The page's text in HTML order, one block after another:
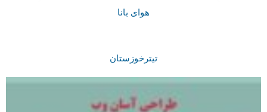
هوای بانا
تیترخوزستان